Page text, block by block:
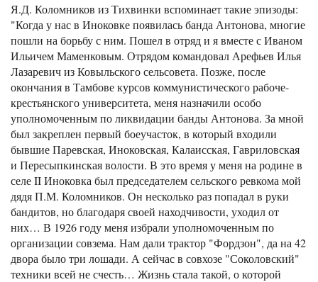
Я.Д. Коломников из Тихвинки вспоминает такие эпизоды:
"Когда у нас в Иноковке появилась банда Антонова, многие
пошли на борьбу с ним. Пошел в отряд и я вместе с Иваном
Ильичем Маменковым. Отрядом командовал Арефьев Илья
Лазаревич из Ковыльского сельсовета. Позже, после
окончания в Тамбове курсов коммунистического рабоче-
крестьянского университета, меня назначили особо
уполномоченным по ликвидации банды Антонова. За мной
был закреплен первый боеучасток, в который входили
бывшие Паревская, Иноковская, Калаисская, Гавриловская
и Пересыпкинская волости. В это время у меня на родине в
селе II Иноковка был председателем сельского ревкома мой
дядя П.М. Коломников. Он несколько раз попадал в руки
бандитов, но благодаря своей находчивости, уходил от
них… В 1926 году меня избрали уполномоченным по
организации совзема. Нам дали трактор "Фордзон", да на 42
двора было три лошади. А сейчас в совхозе "Соколовский"
техники всей не счесть… Жизнь стала такой, о которой